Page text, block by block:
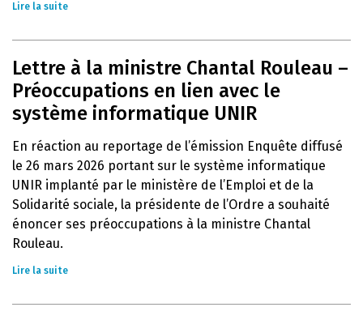
Lire la suite
Lettre à la ministre Chantal Rouleau –
Préoccupations en lien avec le
système informatique UNIR
En réaction au reportage de l’émission Enquête diffusé
le 26 mars 2026 portant sur le système informatique
UNIR implanté par le ministère de l’Emploi et de la
Solidarité sociale, la présidente de l’Ordre a souhaité
énoncer ses préoccupations à la ministre Chantal
Rouleau.
Lire la suite